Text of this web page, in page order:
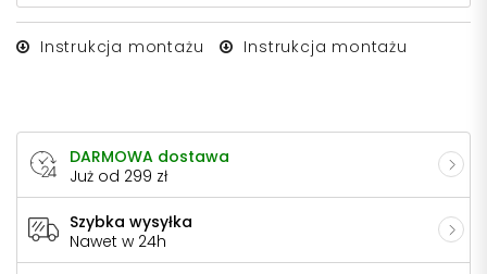
Instrukcja montażu Instrukcja montażu
DARMOWA dostawa
Już od 299 zł
Szybka wysyłka
Nawet w 24h